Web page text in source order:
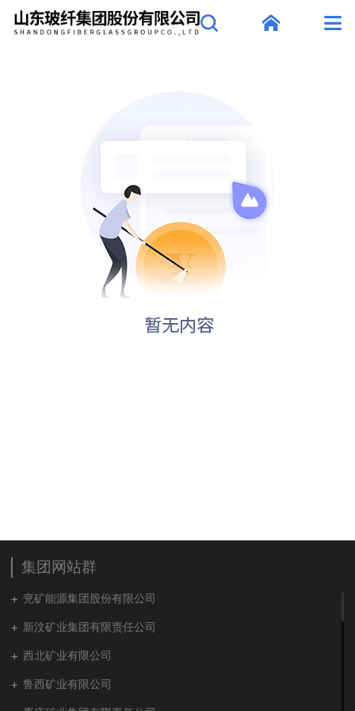
集团网站群
兖矿能源集团股份有限公司
新汶矿业集团有限责任公司
西北矿业有限公司
鲁西矿业有限公司